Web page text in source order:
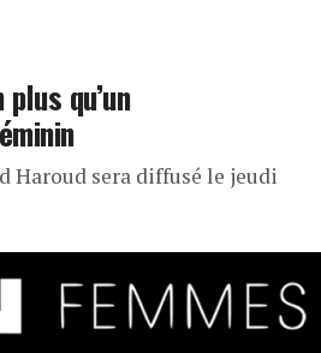
qu’un
Haroud sera diffusé le jeudi